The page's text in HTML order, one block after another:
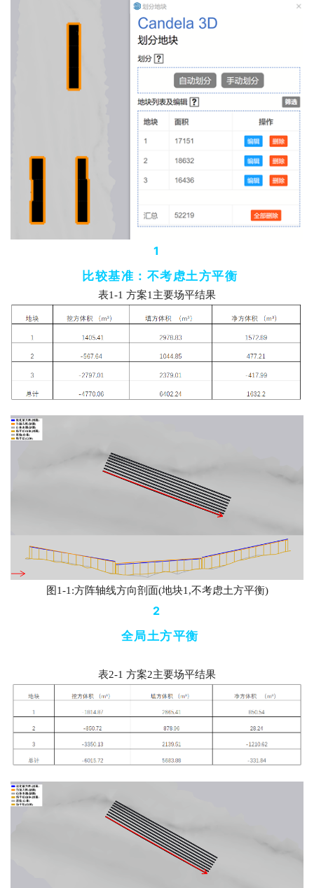
1
比较基准：不考虑土方平衡
表1-1 方案1 主要场平结果
图 1-1:方阵轴线方向剖面(地块1,不考虑土方平衡)
2
全局土方平衡
表2-1 方案2主要场平结果